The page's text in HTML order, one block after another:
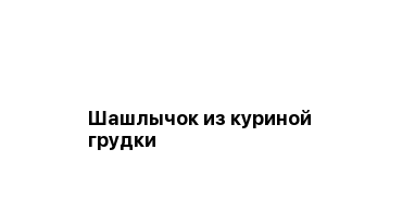
Шашлычок из куриной
грудки